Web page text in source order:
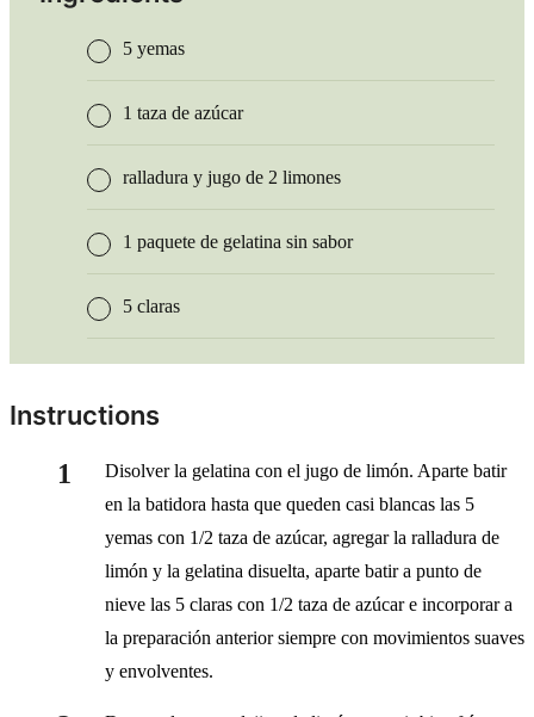
5 yemas
1 taza de azúcar
ralladura y jugo de 2 limones
1 paquete de gelatina sin sabor
5 claras
Instructions
Disolver la gelatina con el jugo de limón. Aparte batir
en la batidora hasta que queden casi blancas las 5
yemas con 1/2 taza de azúcar, agregar la ralladura de
limón y la gelatina disuelta, aparte batir a punto de
nieve las 5 claras con 1/2 taza de azúcar e incorporar a
la preparación anterior siempre con movimientos suaves
y envolventes.